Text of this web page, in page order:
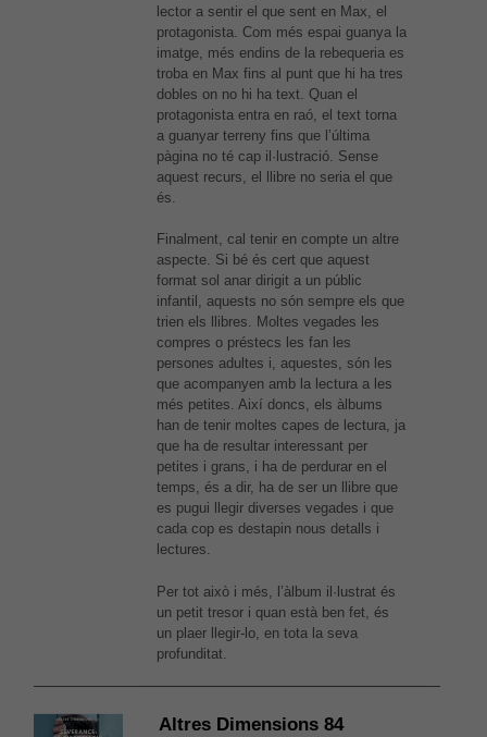
lector a sentir el que sent en Max, el
protagonista. Com més espai guanya la
imatge, més endins de la rebequeria es
troba en Max fins al punt que hi ha tres
dobles on no hi ha text. Quan el
protagonista entra en raó, el text torna
a guanyar terreny fins que l’última
pàgina no té cap il·lustració. Sense
aquest recurs, el llibre no seria el que
és.
Finalment, cal tenir en compte un altre
aspecte. Si bé és cert que aquest
format sol anar dirigit a un públic
infantil, aquests no són sempre els que
trien els llibres. Moltes vegades les
compres o préstecs les fan les
persones adultes i, aquestes, són les
que acompanyen amb la lectura a les
més petites. Així doncs, els àlbums
han de tenir moltes capes de lectura, ja
que ha de resultar interessant per
petites i grans, i ha de perdurar en el
temps, és a dir, ha de ser un llibre que
es pugui llegir diverses vegades i que
cada cop es destapin nous detalls i
lectures.
Per tot això i més, l’àlbum il·lustrat és
un petit tresor i quan està ben fet, és
un plaer llegir-lo, en tota la seva
profunditat.
Altres Dimensions 84